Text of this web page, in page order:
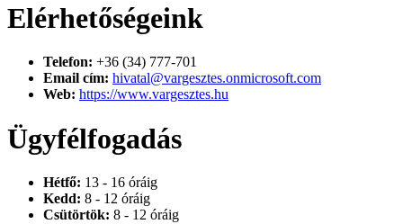
Elérhetőségeink
Telefon: +36 (34) 777-701
Email cím: hivatal@vargesztes.onmicrosoft.com
Web: https://www.vargesztes.hu
Ügyfélfogadás
Hétfő: 13 - 16 óráig
Kedd: 8 - 12 óráig
Csütörtök: 8 - 12 óráig